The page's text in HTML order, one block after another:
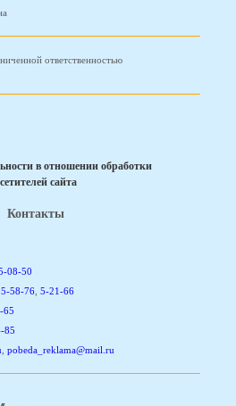
ответственностью
в отношении обработки
сайта
Контакты
08-50
58-76 5-21-66
65
85
pobeda_reklama@mail.ru